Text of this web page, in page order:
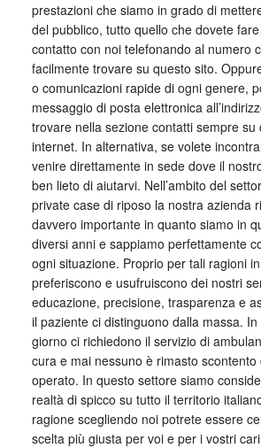
prestazioni che siamo in grado di
del pubblico, tutto quello che dovete
contatto con noi telefonando al numero
facilmente trovare su questo sito.
o comunicazioni rapide di ogni genere,
messaggio di posta elettronica
trovare nella sezione contatti sempre su
internet. In alternativa, se volete
venire direttamente in sede dove il
ben lieto di aiutarvi. Nell’ambito del
private case di riposo la nostra azienda
davvero importante in quanto siamo in
diversi anni e sappiamo perfettamente
ogni situazione. Proprio per tali ragioni
preferiscono e usufruiscono dei nostri
educazione, precisione, trasparenza e
il paziente ci distinguono dalla massa.
giorno ci richiedono il servizio di
cura e mai nessuno è rimasto scontento
operato. In questo settore siamo
realtà di spicco su tutto il territorio
ragione scegliendo noi potrete essere
scelta più giusta per voi e per i vostri